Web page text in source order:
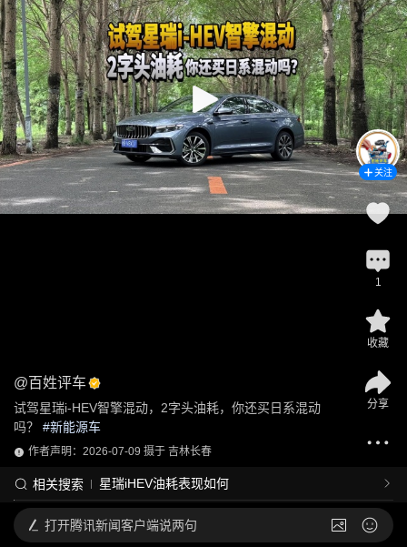
@百姓评车
试驾星瑞i-HEV智擎混动，2字头油耗，你还买日系混动
吗？
#新能源车
作者声明：2026-07-09 摄于 吉林长春
相关搜索 星瑞iHEV油耗表现如何
关注
1
收藏
分享
打开腾讯新闻客户端说两句